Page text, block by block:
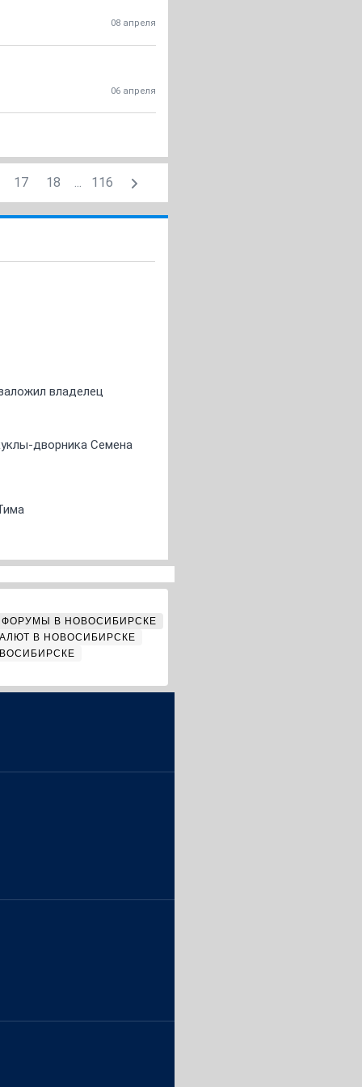
08 апреля
06 апреля
17 18 ... 116
владелец
дворника Семена
ФОРУМЫ В НОВОСИБИРСКЕ
В НОВОСИБИРСКЕ